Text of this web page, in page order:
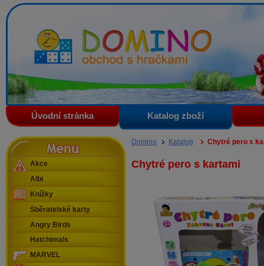
Domino - obchod s hračkami
Úvodní stránka Katalog zboží
Domino Katalog Chytré pero s
Chytré pero s kartami
Menu
Akce
Albi
Knížky
Sběratelské karty
Angry Birds
Hatchimals
MARVEL